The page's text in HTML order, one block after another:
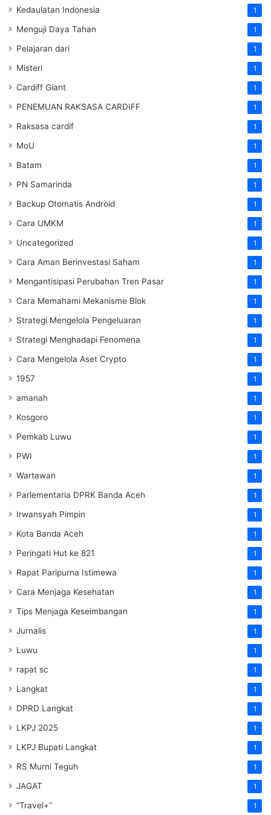
Kedaulatan Indonesia 1
Menguji Daya Tahan 1
Pelajaran dari 1
Misteri 1
Cardiff Giant 1
PENEMUAN RAKSASA CARDIFF 1
Raksasa cardif 1
MoU 1
Batam 1
PN Samarinda 1
Backup Otomatis Android 1
Cara UMKM 1
Uncategorized 1
Cara Aman Berinvestasi Saham 1
Mengantisipasi Perubahan Tren Pasar 1
Cara Memahami Mekanisme Blok 1
Strategi Mengelola Pengeluaran 1
Strategi Menghadapi Fenomena 1
Cara Mengelola Aset Crypto 1
1957 1
amanah 1
Kosgoro 1
Pemkab Luwu 1
PWI 1
Wartawan 1
Parlementaria DPRK Banda Aceh 1
Irwansyah Pimpin 1
Kota Banda Aceh 1
Peringati Hut ke 821 1
Rapat Paripurna Istimewa 1
Cara Menjaga Kesehatan 1
Tips Menjaga Keseimbangan 1
Jurnalis 1
Luwu 1
rapat sc 1
Langkat 1
DPRD Langkat 1
LKPJ 2025 1
LKPJ Bupati Langkat 1
RS Murni Teguh 1
JAGAT 1
“Travel+” 1